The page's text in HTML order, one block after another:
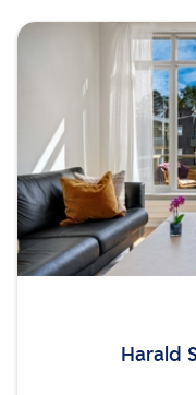
Harald